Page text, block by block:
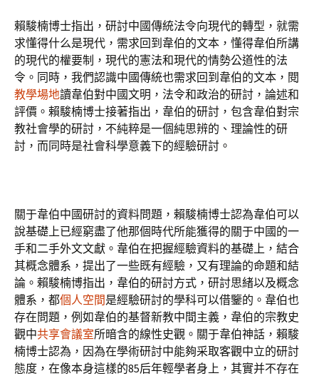
賴駿楠博士指出，研討中國傳統法令向現代的轉型，就需
求懂得什么是現代，需求回到韋伯的文本，懂得韋伯所講
的現代的權要制，現代的憲法和現代的情勢公道性的法
令。同時，我們認識中國傳統也需求回到韋伯的文本，閱
教學場地讀韋伯對中國文明，法令和政治的研討，論述和
評價。賴駿楠博士接著指出，韋伯的研討，包含韋伯對宗
教社會學的研討，不純粹是一個純思辨的、理論性的研
討，而同時是社會科學意義下的經驗研討。
關于韋伯中國研討的資料問題，賴駿楠博士認為韋伯可以
說基礎上已經窮盡了他那個時代所能獲得的關于中國的一
手和二手外文文獻。韋伯在把握經驗資料的基礎上，結合
其概念體系，提出了一些既有經驗，又有理論的命題和結
論。賴駿楠博指出，韋伯的研討方式，研討思緒以及概念
體系，都個人空間是經驗研討的學科可以借鑒的。韋伯也
存在問題，例如韋伯的基督新教中間主義，韋伯的宗教史
觀中共享會議室所暗含的線性史觀。關于韋伯神話，賴駿
楠博士認為，因為在學術研討中能夠采取客觀中立的研討
態度，在像本身這樣的85后年輕學者身上，其實并不存在